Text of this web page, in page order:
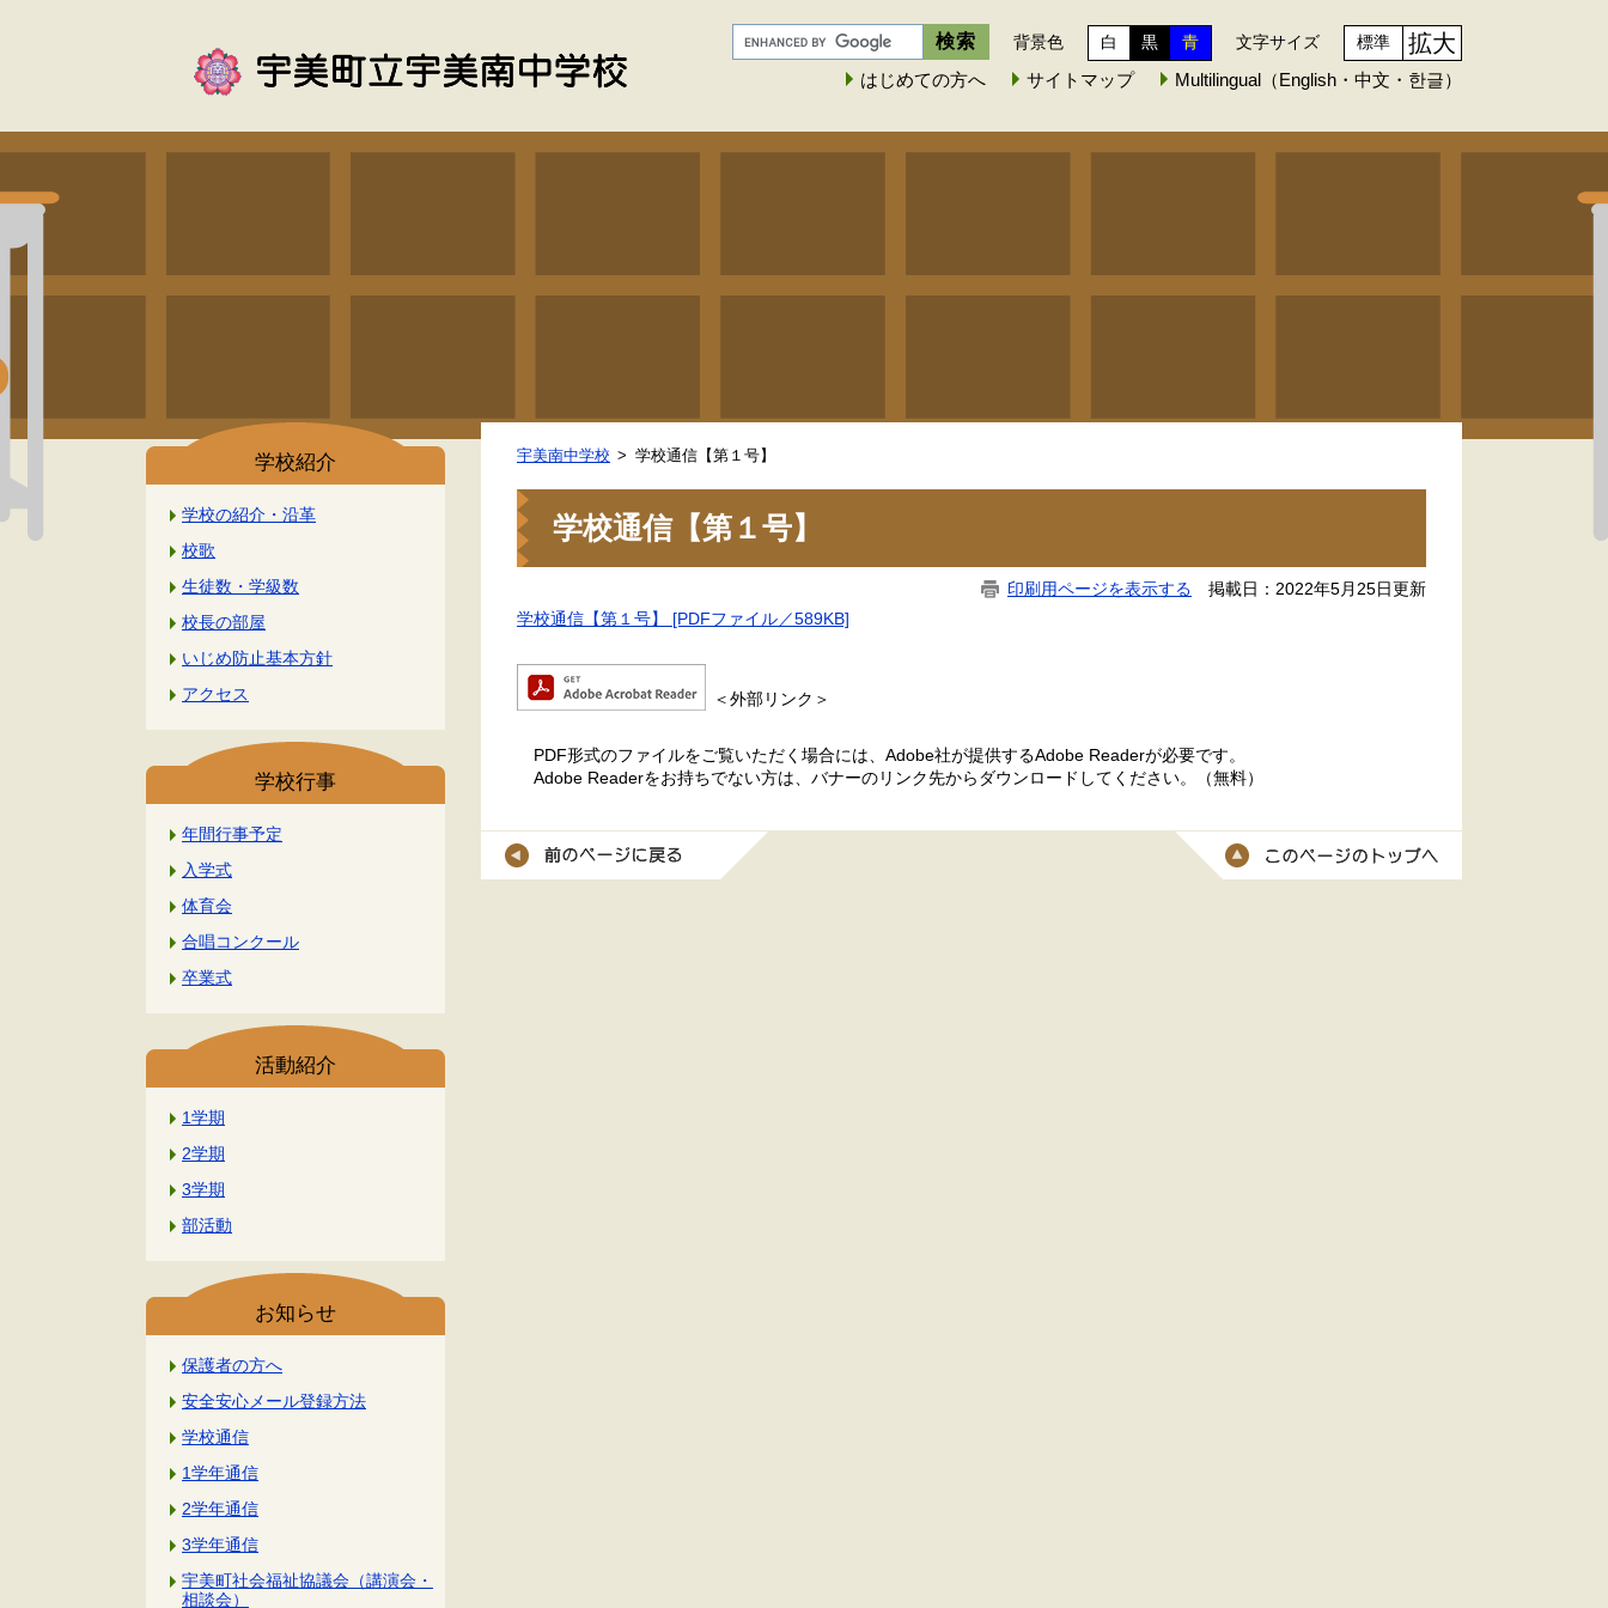
背景色 白 黒 青 文字サイズ 標準 拡大
はじめての方へ サイトマップ Multilingual（English・中文・한글）
学校紹介
学校の紹介・沿革
校歌
生徒数・学級数
校長の部屋
いじめ防止基本方針
アクセス
学校行事
年間行事予定
入学式
体育会
合唱コンクール
卒業式
活動紹介
1学期
2学期
3学期
部活動
お知らせ
保護者の方へ
安全安心メール登録方法
学校通信
1学年通信
2学年通信
3学年通信
宇美町社会福祉協議会（講演会・
相談会）
宇美南中学校 学校通信【第１号】
学校通信【第１号】
印刷用ページを表示する 掲載日：2022年5月25日更新
学校通信【第１号】 [PDFファイル／589KB]
＜外部リンク＞
PDF形式のファイルをご覧いただく場合には、Adobe社が提供するAdobe Readerが必要です。
Adobe Readerをお持ちでない方は、バナーのリンク先からダウンロードしてください。（無料）